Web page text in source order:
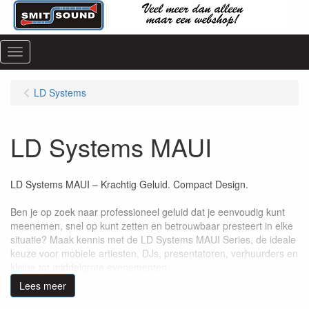
Menu
LD Systems
LD Systems MAUI
LD Systems MAUI – Krachtig Geluid. Compact Design.
Ben je op zoek naar professioneel geluid dat je eenvoudig kunt
meenemen, snel op kunt zetten en betrouwbaar presteert in elke
situatie? Maak kennis met de LD Systems MAUI Series, de ideale
keuze voor mobiele artiesten, DJs, presentatoren, verhuurders en
Wat maakt de LD Systems MAUI zo bijzonder?
Lees meer